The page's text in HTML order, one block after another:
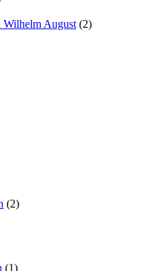
Wilhelm August (2)
(2)
(1)